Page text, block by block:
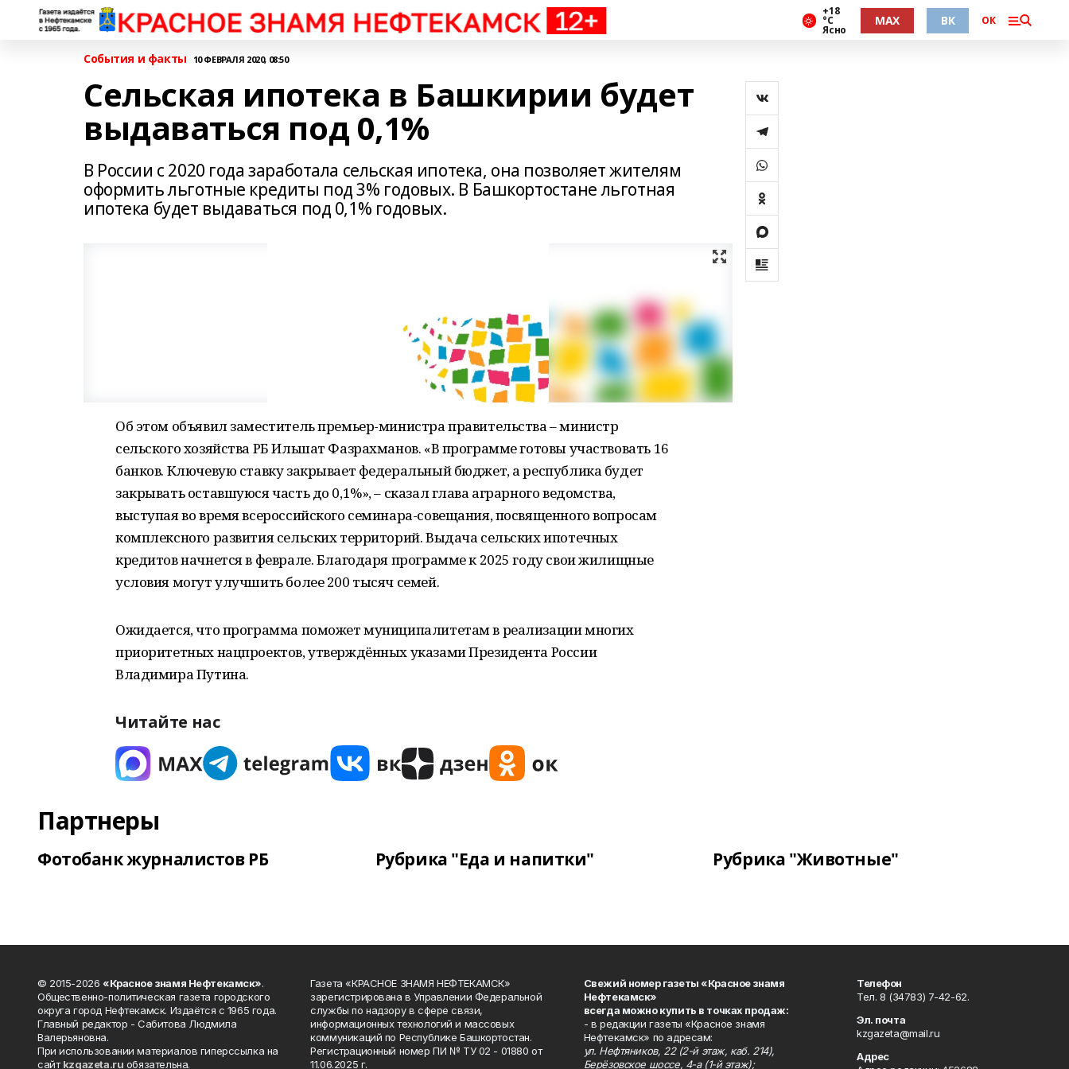
+18
°С
Ясно
MAX ВК ОК
События и факты 10 ФЕВРАЛЯ 2020, 08:50
Сельская ипотека в Башкирии будет
выдаваться под 0,1%
В России с 2020 года заработала сельская ипотека, она позволяет жителям
оформить льготные кредиты под 3% годовых. В Башкортостане льготная
ипотека будет выдаваться под 0,1% годовых.
Об этом объявил заместитель премьер-министра правительства – министр
сельского хозяйства РБ Ильшат Фазрахманов. «В программе готовы участвовать 16
банков. Ключевую ставку закрывает федеральный бюджет, а республика будет
закрывать оставшуюся часть до 0,1%», – сказал глава аграрного ведомства,
выступая во время всероссийского семинара-совещания, посвященного вопросам
комплексного развития сельских территорий. Выдача сельских ипотечных
кредитов начнется в феврале. Благодаря программе к 2025 году свои жилищные
условия могут улучшить более 200 тысяч семей.
Ожидается, чтопрограмма поможет муниципалитетам в реализации многих
приоритетных нацпроектов, утверждённых указами Президента России
Владимира Путина.
Читайте нас
Партнеры
Фотобанк журналистов РБ Рубрика "Еда и напитки" Рубрика "Животные"
© 2015-2026 «Красное знамя Нефтекамск».
Общественно-политическая газета городского
округа город Нефтекамск. Издаётся с 1965 года.
Главный редактор - Сабитова Людмила
Валерьяновна.
При использовании материалов гиперссылка на
сайтkzgazeta.ru обязательна.
Газета «КРАСНОЕ ЗНАМЯ НЕФТЕКАМСК»
зарегистрирована в Управлении Федеральной
службы по надзору в сфере связи,
информационных технологий и массовых
коммуникаций по Республике Башкортостан.
Регистрационный номер ПИ № ТУ 02 - 01880 от
11.06.2025 г.
Свежий номер газеты «Красное знамя
Нефтекамск»
всегда можно купить в точках продаж:
- в редакции газеты «Красное знамя
Нефтекамск» по адресам:
ул. Нефтяников, 22 (2-й этаж, каб. 214),
Берёзовское шоссе, 4-а (1-й этаж);
Телефон
Тел. 8 (34783) 7-42-62.
Эл. почта
kzgazeta@mail.ru
Адрес